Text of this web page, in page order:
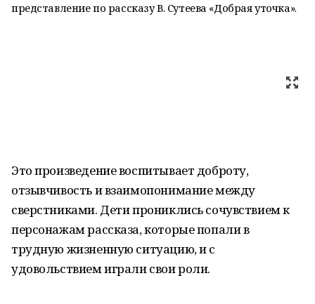
представление по рассказу В. Сутеева «Добрая уточка».
Это произведение воспитывает доброту,
отзывчивость и взаимопонимание между
сверстниками. Дети прониклись сочувствием к
персонажам рассказа, которые попали в
трудную жизненную ситуацию, и с
удовольствием играли свои роли.